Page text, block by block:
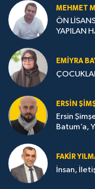
MEHMET
ÖN
YAPILAN
EMIYRA
ERSIN
Ersin
Batum’a,
FAKIR
İnsan,